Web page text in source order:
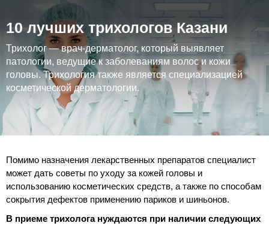
10 лучших трихологов Казани
Трихолог — врач-дерматолог, который выявляет
патологии, ведущие к заболеваниям волос и кожи
головы. Трихология также является специализацией
косметической дерматологии.
Помимо назначения лекарственных препаратов специалист
может дать советы по уходу за кожей головы и
использованию косметических средств, а также по способам
сокрытия дефектов применению париков и шиньонов.
В приеме трихолога нуждаются при наличии следующих